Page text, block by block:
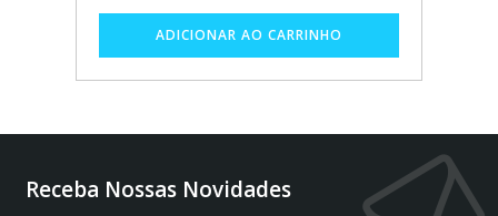
Receba Nossas Novidades